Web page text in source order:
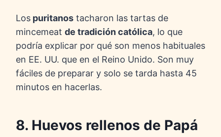
Los puritanos tacharon las tartas de
mincemeat de tradición católica, lo que
podría explicar por qué son menos habituales
en EE. UU. que en el Reino Unido. Son muy
fáciles de preparar y solo se tarda hasta 45
minutos en hacerlas.
8. Huevos rellenos de Papá